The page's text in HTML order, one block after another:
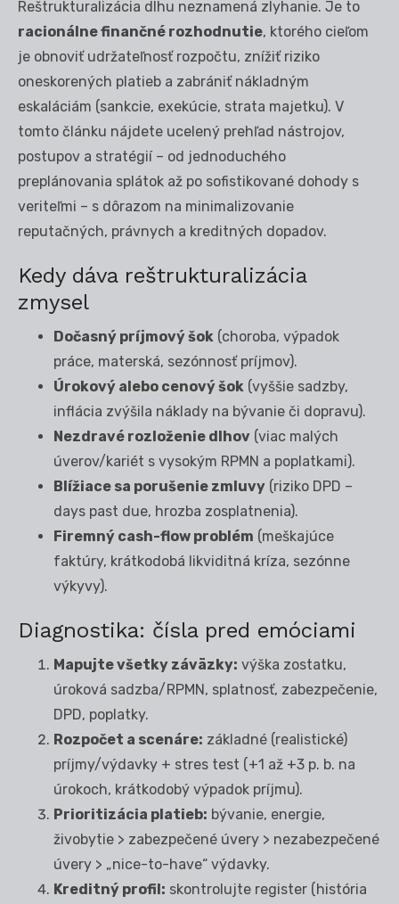
Reštrukturalizácia dlhu neznamená zlyhanie. Je to
racionálne finančné rozhodnutie, ktorého cieľom
je obnoviť udržateľnosť rozpočtu, znížiť riziko
oneskorených platieb a zabrániť nákladným
eskaláciám (sankcie, exekúcie, strata majetku). V
tomto článku nájdete ucelený prehľad nástrojov,
postupov a stratégií – od jednoduchého
preplánovania splátok až po sofistikované dohody s
veriteľmi – s dôrazom na minimalizovanie
reputačných, právnych a kreditných dopadov.
Kedy dáva reštrukturalizácia
zmysel
Dočasný príjmový šok (choroba, výpadok
práce, materská, sezónnosť príjmov).
Úrokový alebo cenový šok (vyššie sadzby,
inflácia zvýšila náklady na bývanie či dopravu).
Nezdravé rozloženie dlhov (viac malých
úverov/kariét s vysokým RPMN a poplatkami).
Blížiace sa porušenie zmluvy (riziko DPD –
days past due, hrozba zosplatnenia).
Firemný cash-flow problém (meškajúce
faktúry, krátkodobá likviditná kríza, sezónne
výkyvy).
Diagnostika: čísla pred emóciami
Mapujte všetky záväzky: výška zostatku,
úroková sadzba/RPMN, splatnosť, zabezpečenie,
DPD, poplatky.
Rozpočet a scenáre: základné (realistické)
príjmy/výdavky + stres test (+1 až +3 p. b. na
úrokoch, krátkodobý výpadok príjmu).
Prioritizácia platieb: bývanie, energie,
živobytie > zabezpečené úvery > nezabezpečené
úvery > „nice-to-have“ výdavky.
Kreditný profil: skontrolujte register (história